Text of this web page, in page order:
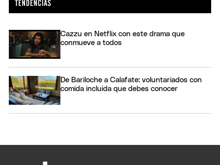
Cazzu en Netflix con este drama que
conmueve a todos
De Bariloche a Calafate: voluntariados con
comida incluida que debes conocer